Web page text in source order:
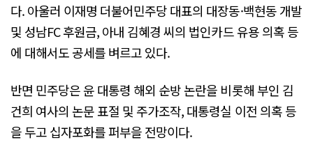
다. 아울러 이재명 더불어민주당 대표의 대장동·백현동 개발
및 성남FC 후원금, 아내 김혜경 씨의 법인카드 유용 의혹 등
에 대해서도 공세를 벼르고 있다.
반면 민주당은 윤 대통령 해외 순방 논란을 비롯해 부인 김
건희 여사의 논문 표절 및 주가조작, 대통령실 이전 의혹 등
을 두고 십자포화를 퍼부을 전망이다.